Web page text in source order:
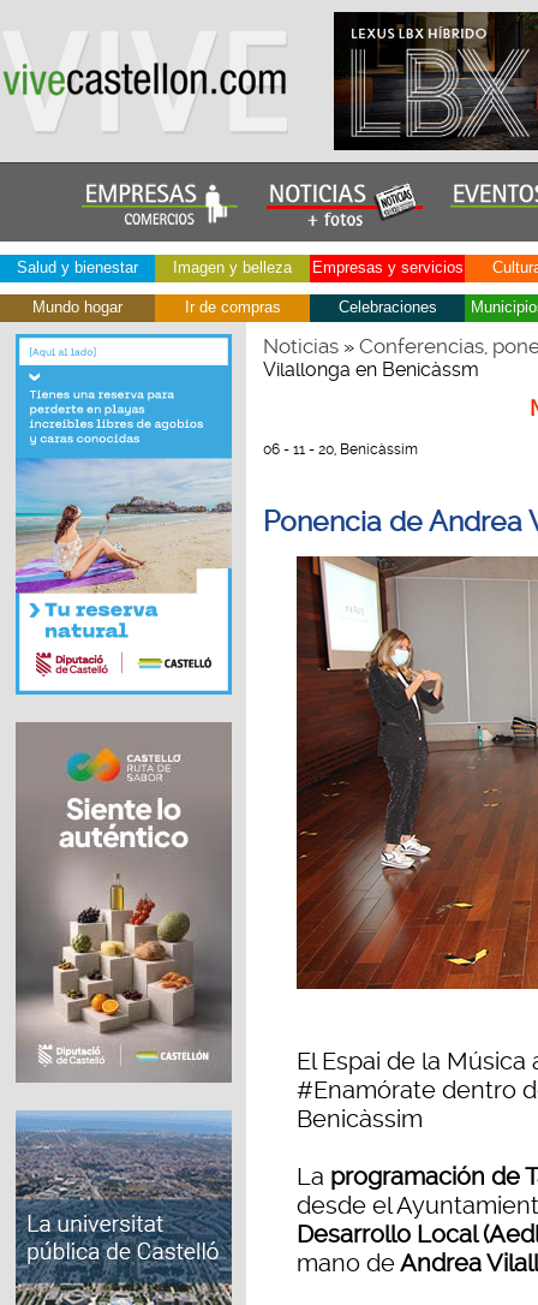
Salud y bienestar Imagen y belleza Empresas y servicios
Mundo hogar Ir de compras Celebraciones
Noticias» Conferencias,
Vilallonga en Benicàssm
06 - 11 - 20, Benicàssim
Ponencia de Andrea
El Espai de la
#Enamórate dentro
Benicàssim
La programación de
desde el
Desarrollo Local
mano deAndrea